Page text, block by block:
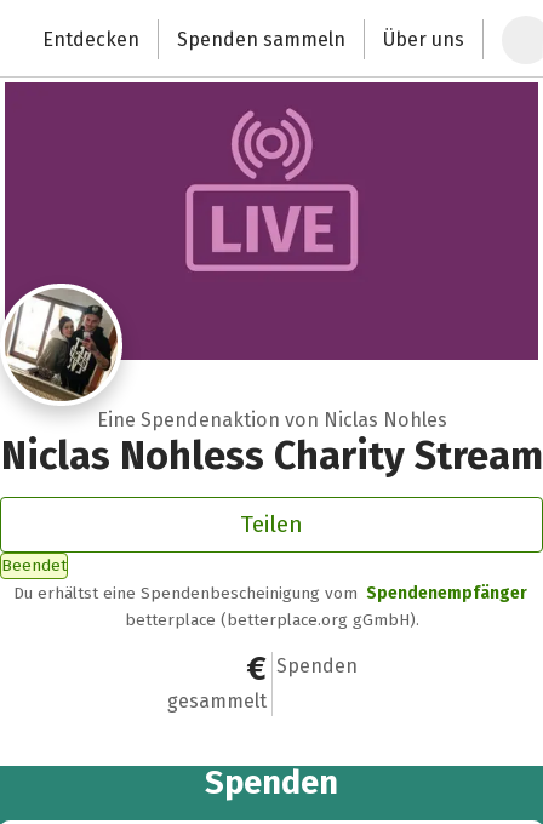
Deutschlands größte Spendenplattform
Entdecken Spenden sammeln Über uns
Eine Spendenaktion von Niclas Nohles
Niclas Nohless Charity Stream
Teilen
Beendet
Du erhältst eine Spendenbescheinigung vom Spendenempfänger
betterplace (betterplace.org gGmbH).
0 €
gesammelt
0
Spenden
Spenden